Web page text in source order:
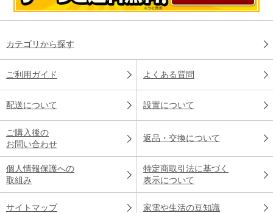
カテゴリから探す
ご利用ガイド よくある質問
配送について 設置について
ご購入後の
お問い合わせ
返品・交換について
個人情報保護への
取組み
特定商取引法に基づく
表示について
サイトマップ 家電や生活の豆知識